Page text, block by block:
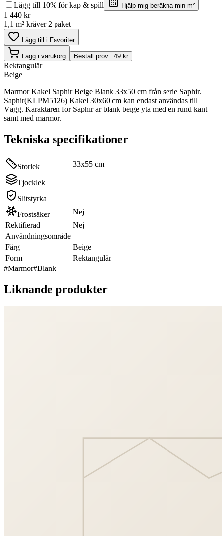
Lägg till 10% för kap & spill
Hjälp mig beräkna min m²
1 440 kr
1,1 m² kräver 2 paket
Lägg till i Favoriter
Lägg i varukorg Beställ prov · 49 kr
Rektangulär
Beige
Marmor Kakel Saphir Beige Blank 33x50 cm från serie Saphir.
Saphir(KLPM5126) Kakel 30x60 cm kan endast användas till
Vägg. Karaktären för Saphir är blank beige yta med en rund kant
samt med marmor.
Tekniska specifikationer
Storlek 33x55 cm
Tjocklek
Slitstyrka
Frostsäker
Nej
Rektifierad
Nej
Användningsområde
Färg
Beige
Form
Rektangulär
#Marmor#Blank
Liknande produkter